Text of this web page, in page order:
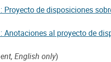
de disposiciones
al proyecto de
English only)